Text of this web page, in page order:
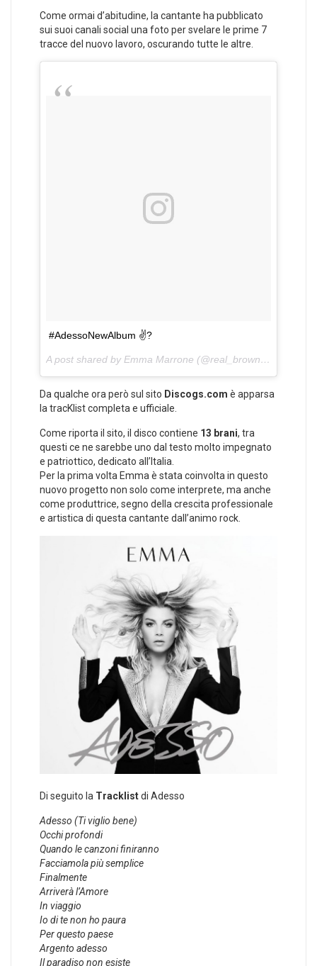
Come ormai d’abitudine, la cantante ha pubblicato
sui suoi canali social una foto per svelare le prime 7
tracce del nuovo lavoro, oscurando tutte le altre.
#AdessoNewAlbum ✌?️
A post shared by Emma Marrone (@real_brown) on
Da qualche ora però sul sito Discogs.com è apparsa
la tracKlist completa e ufficiale.
Come riporta il sito, il disco contiene 13 brani, tra
questi ce ne sarebbe uno dal testo molto impegnato
e patriottico, dedicato all’Italia.
Per la prima volta Emma è stata coinvolta in questo
nuovo progetto non solo come interprete, ma anche
come produttrice, segno della crescita professionale
e artistica di questa cantante dall’animo rock.
Di seguito la Tracklistdi Adesso
Adesso (Ti viglio bene)
Occhi profondi
Quando le canzoni finiranno
Facciamola più semplice
Finalmente
Arriverà l’Amore
In viaggio
Io di te non ho paura
Per questo paese
Argento adesso
Il paradiso non esiste